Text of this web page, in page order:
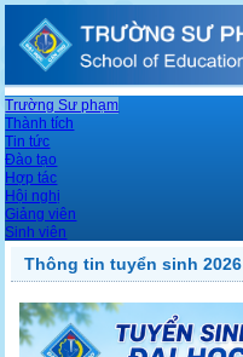
Trường Sư phạm
Thành tích
Tin tức
Đào tạo
Hợp tác
Hội nghị
Giảng viên
Sinh viên
Thông tin tuyển sinh 2026